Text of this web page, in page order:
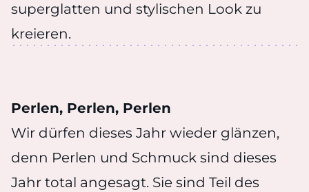
superglatten und stylischen Look zu
kreieren.
Perlen, Perlen, Perlen
Wir dürfen dieses Jahr wieder glänzen,
denn Perlen und Schmuck sind dieses
Jahr total angesagt. Sie sind Teil des